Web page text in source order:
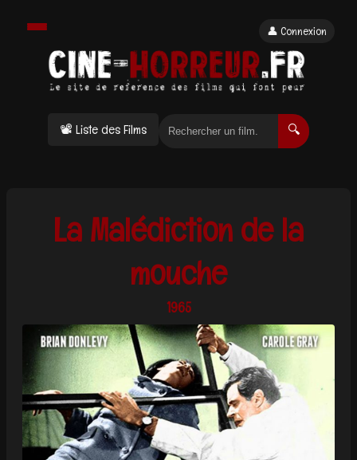
📽 Liste des Films 🔍
👤 Connexion
La Malédiction de la
mouche
1965